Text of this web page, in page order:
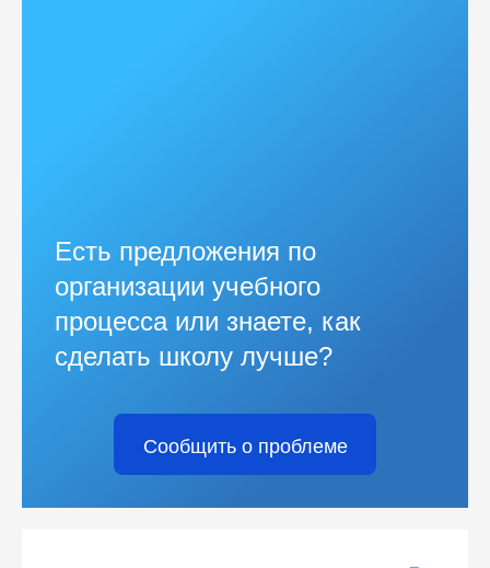
Есть предложения по
организации учебного
процесса или знаете, как
сделать школу лучше?
Сообщить о проблеме